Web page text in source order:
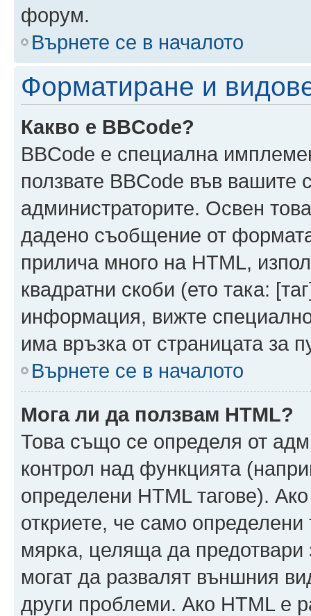
форум.
Върнете се в началото
Форматиране и
Какво е BBCode?
BBCode е специална
ползвате BBCode във
администраторите. Освен
дадено съобщение от
прилича много на HTML,
квадратни скоби (ето така:
информация, вижте
има връзка от страницата за
Върнете се в началото
Мога ли да ползвам HTML?
Това също се определя от
контрол над функцията
определени HTML тагове).
откриете, че само определени
мярка, целяща да предотвари
могат да развалят външния
други проблеми. Ако HTML е